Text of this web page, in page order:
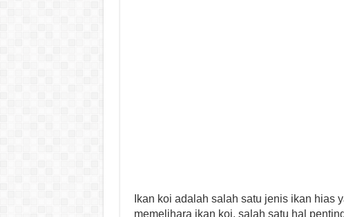
Ikan koi adalah salah satu jenis ikan hias
memelihara ikan koi, salah satu hal